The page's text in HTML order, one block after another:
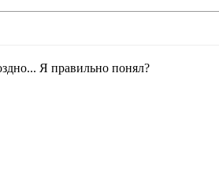
Я правильно понял?